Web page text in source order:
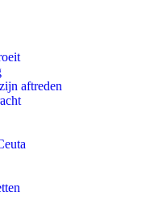
aftreden